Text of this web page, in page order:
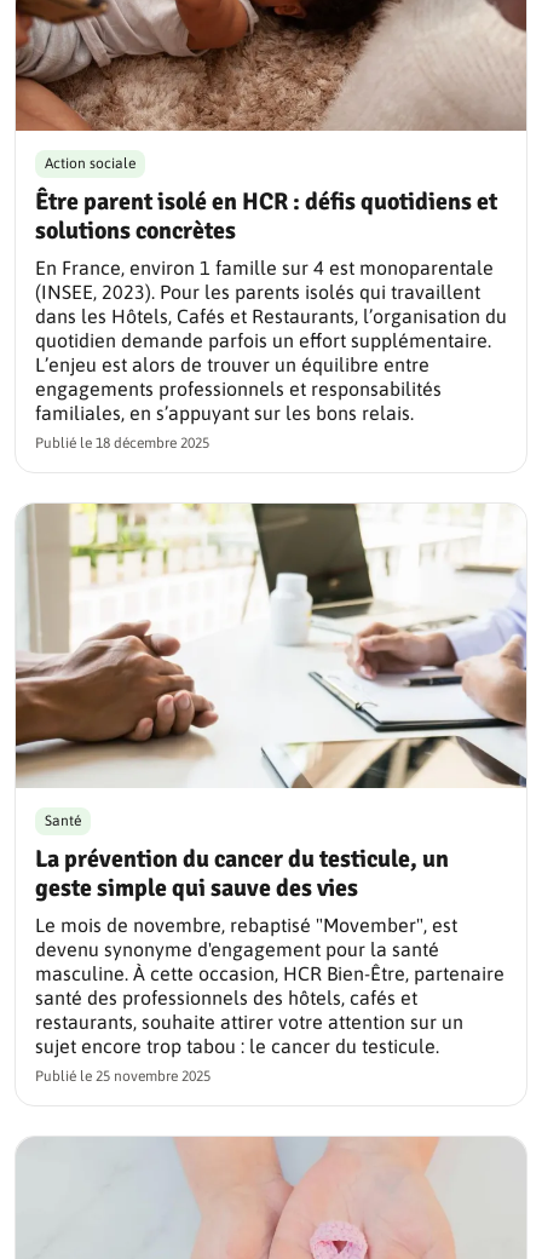
Être parent isolé en HCR : défis quotidiens et
solutions concrètes
Action sociale
En France, environ 1 famille sur 4 est monoparentale
(INSEE, 2023). Pour les parents isolés qui travaillent
dans les Hôtels, Cafés et Restaurants, l’organisation du
quotidien demande parfois un effort supplémentaire.
L’enjeu est alors de trouver un équilibre entre
engagements professionnels et responsabilités
familiales, en s’appuyant sur les bons relais.
Publié le 18 décembre 2025
La prévention du cancer du testicule, un
geste simple qui sauve des vies
Santé
Le mois de novembre, rebaptisé "Movember", est
devenu synonyme d'engagement pour la santé
masculine. À cette occasion, HCR Bien-Être, partenaire
santé des professionnels des hôtels, cafés et
restaurants, souhaite attirer votre attention sur un
sujet encore trop tabou : le cancer du testicule.
Publié le 25 novembre 2025